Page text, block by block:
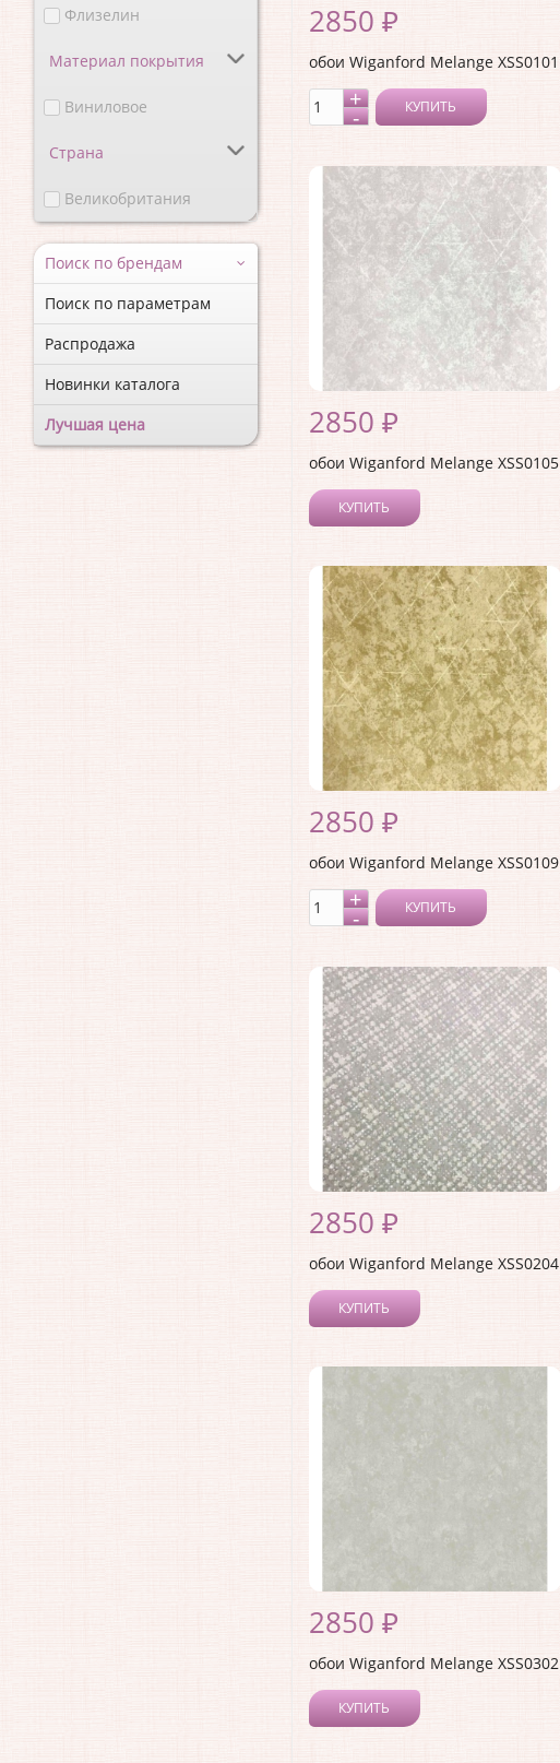
Флизелин
Материал покрытия
Виниловое
Страна
Великобритания
Поиск по брендам
Поиск по параметрам
Распродажа
Новинки каталога
Лучшая цена
2850 ₽
обои Wiganford Melange XSS0101
КУПИТЬ
2850 ₽
обои Wiganford Melange XSS0105
КУПИТЬ
2850 ₽
обои Wiganford Melange XSS0109
КУПИТЬ
2850 ₽
обои Wiganford Melange XSS0204
КУПИТЬ
2850 ₽
обои Wiganford Melange XSS0302
КУПИТЬ